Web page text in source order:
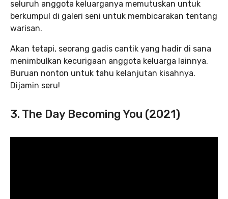
seluruh anggota keluarganya memutuskan untuk
berkumpul di galeri seni untuk membicarakan tentang
warisan.
Akan tetapi, seorang gadis cantik yang hadir di sana
menimbulkan kecurigaan anggota keluarga lainnya.
Buruan nonton untuk tahu kelanjutan kisahnya.
Dijamin seru!
3. The Day Becoming You (2021)